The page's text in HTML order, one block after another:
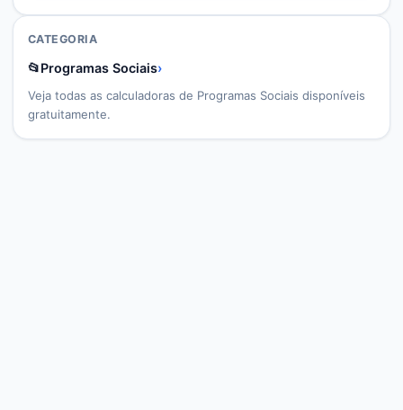
CATEGORIA
📂Programas Sociais›
Veja todas as calculadoras de Programas Sociais disponíveis
gratuitamente.